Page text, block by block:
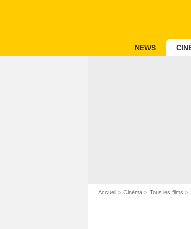
NEWS
Accueil Cinéma Tous les films